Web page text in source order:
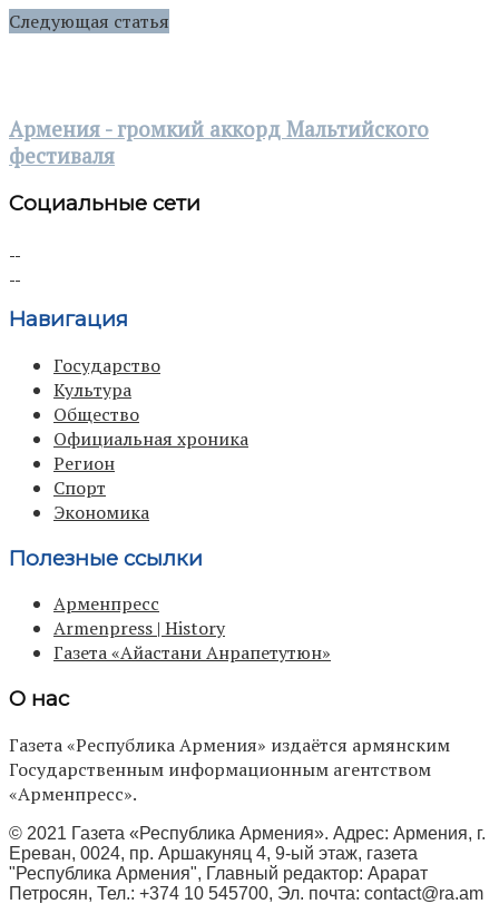
Следующая статья
Армения - громкий аккорд Мальтийского
фестиваля
Социальные сети
Навигация
Государство
Культура
Общество
Официальная хроника
Регион
Спорт
Экономика
Полезные ссылки
Арменпресс
Armenpress | History
Газета «Айастани Анрапетутюн»
О нас
Газета «Республика Армения» издаётся армянским
Государственным информационным агентством
«Арменпресс».
© 2021 Газета «Республика Армения». Адрес: Армения, г.
Ереван, 0024, пр. Аршакуняц 4, 9-ый этаж, газета
"Республика Армения", Главный редактор: Арарат
Петросян, Тел.: +374 10 545700, Эл. почта: contact@ra.am